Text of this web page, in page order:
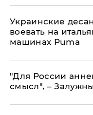
Украинские
воевать на
машинах Puma
"Для России
смысл", –